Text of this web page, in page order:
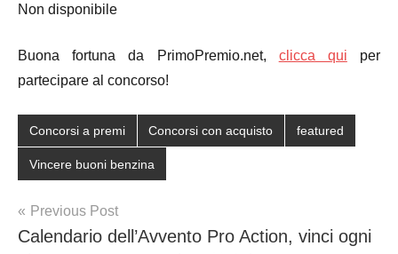
Non disponibile
Buona fortuna da PrimoPremio.net, clicca qui per
partecipare al concorso!
Concorsi a premi Concorsi con acquisto featured
Vincere buoni benzina
Post
navigation
Previous Post
Calendario dell’Avvento Pro Action, vinci ogni